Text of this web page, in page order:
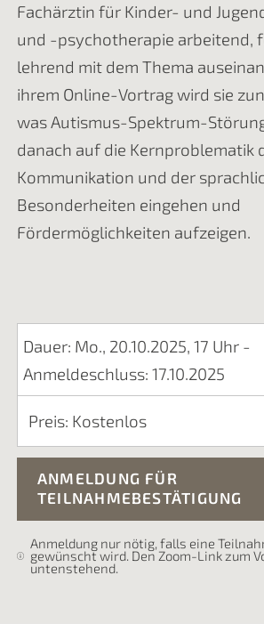
Fachärztin für Kinder- und
und -psychotherapie arbeitend,
lehrend mit dem Thema
ihrem Online-Vortrag wird sie
was Autismus-Spektrum-
danach auf die Kernproblematik
Kommunikation und der
Besonderheiten eingehen und
Fördermöglichkeiten aufzeigen.
Dauer: Mo., 20.10.2025, 17 Uhr -
Anmeldeschluss: 17.10.2025
Preis: Kostenlos
ANMELDUNG FÜR
TEILNAHMEBESTÄTIGUNG
Anmeldung nur nötig, falls eine
gewünscht wird. Den Zoom-Link zum
untenstehend.